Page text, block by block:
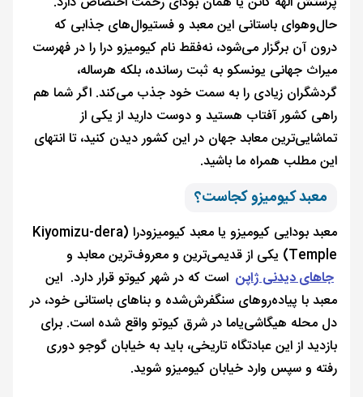
حال‌وهوای باستانی این معبد و فستیوال‌های جذابی که
درون آن برگزار می‌شود، نه‌فقط نام کیومیزو درا را در فهرست
میراث جهانی یونسکو به ثبت رسانده، بلکه هرساله،
گردشگران زیادی را به سمت خود جذب می‌کند. اگر شما هم
راهی کشور آفتاب هستید و دوست دارید از یکی از
تماشایی‌ترین معابد جهان در این کشور دیدن کنید، تا انتهای
این مطلب همراه ما باشید.
معبد كيوميزو کجاست؟
معبد بودایی کیومیزو یا معبد کیومیزودرا (Kiyomizu-dera
Temple) یکی از قدیمی‌ترین و معروف‌ترین معابد و
جاهای دیدنی ژاپن است که در شهر کیوتو قرار دارد. این
معبد با پیاده‌روهای سنگفرش‌شده و بناهای باستانی خود، در
دل محله هیگاشی‌یاما در شرق کیوتو واقع شده است. برای
بازدید از این عبادتگاه تاریخی، باید به خیابان گوجو دوری
رفته و سپس وارد خیابان کیومیزو شوید.